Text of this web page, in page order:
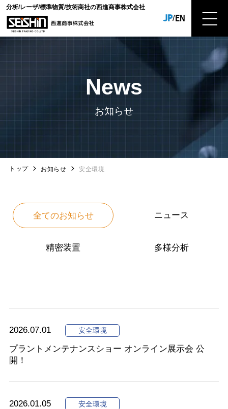
分析/レーザ/標準物質/技術商社の西進商事株式会社
JP/EN
News
お知らせ
トップ お知らせ 安全環境
全てのお知らせ ニュース
精密装置 多様分析
2026.07.01 安全環境
プラントメンテナンスショー オンライン展示会 公
開！
2026.01.05 安全環境